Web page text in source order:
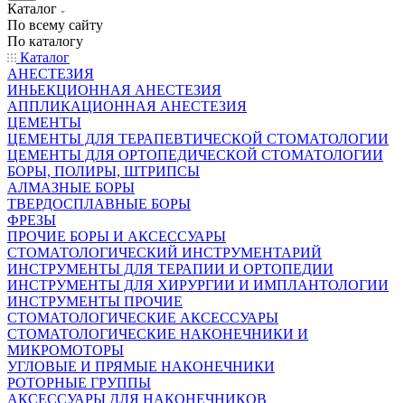
Каталог
По всему сайту
По каталогу
Каталог
АНЕСТЕЗИЯ
ИНЬЕКЦИОННАЯ АНЕСТЕЗИЯ
АППЛИКАЦИОННАЯ АНЕСТЕЗИЯ
ЦЕМЕНТЫ
ЦЕМЕНТЫ ДЛЯ ТЕРАПЕВТИЧЕСКОЙ СТОМАТОЛОГИИ
ЦЕМЕНТЫ ДЛЯ ОРТОПЕДИЧЕСКОЙ СТОМАТОЛОГИИ
БОРЫ, ПОЛИРЫ, ШТРИПСЫ
АЛМАЗНЫЕ БОРЫ
ТВЕРДОСПЛАВНЫЕ БОРЫ
ФРЕЗЫ
ПРОЧИЕ БОРЫ И АКСЕССУАРЫ
СТОМАТОЛОГИЧЕСКИЙ ИНСТРУМЕНТАРИЙ
ИНСТРУМЕНТЫ ДЛЯ ТЕРАПИИ И ОРТОПЕДИИ
ИНСТРУМЕНТЫ ДЛЯ ХИРУРГИИ И ИМПЛАНТОЛОГИИ
ИНСТРУМЕНТЫ ПРОЧИЕ
СТОМАТОЛОГИЧЕСКИЕ АКСЕССУАРЫ
СТОМАТОЛОГИЧЕСКИЕ НАКОНЕЧНИКИ И
МИКРОМОТОРЫ
УГЛОВЫЕ И ПРЯМЫЕ НАКОНЕЧНИКИ
РОТОРНЫЕ ГРУППЫ
АКСЕССУАРЫ ДЛЯ НАКОНЕЧНИКОВ